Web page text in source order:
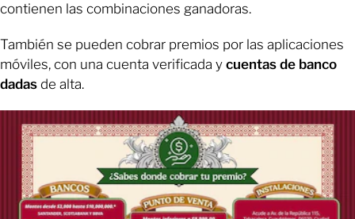
contienen las combinaciones ganadoras.
También se pueden cobrar premios por las aplicaciones
móviles, con una cuenta verificada y cuentas de banco
dadas de alta.